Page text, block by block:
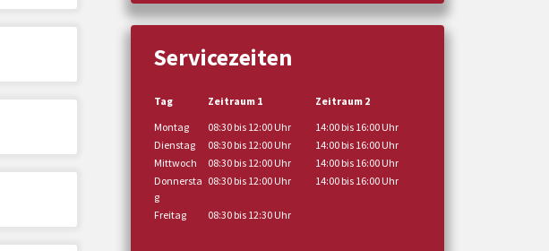
Servicezeiten
Tag Zeitraum 1
Zeitraum 2
Montag
08:30 bis 12:00 Uhr
14:00 bis 16:00 Uhr
Dienstag
08:30 bis 12:00 Uhr
14:00 bis 16:00 Uhr
Mittwoch
08:30 bis 12:00 Uhr
14:00 bis 16:00 Uhr
Donnersta
g
08:30 bis 12:00 Uhr 14:00 bis 16:00 Uhr
Freitag 08:30 bis 12:30 Uhr